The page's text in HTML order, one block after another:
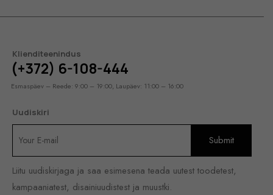
Klienditeenindus
(+372) 6-108-444
Esmaspäev – Reede: 9:00 – 19:00, Laupäev: 11:00 – 16:00
Uudiskiri
Liitu uudiskirjaga ja saa esimesena teada uutest toodetest,
kampaaniatest, disainiuudistest ja muustki.